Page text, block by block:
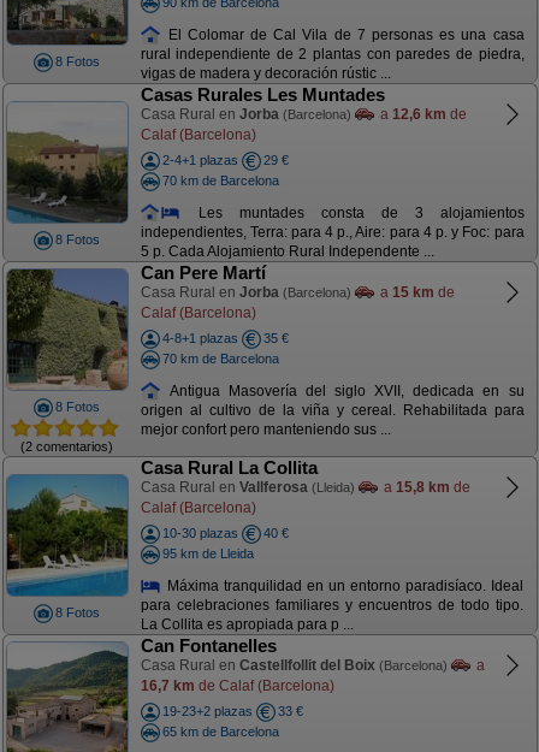
8 Fotos
El Colomar de Cal Vila de 7 personas es una casa
rural independiente de 2 plantas con paredes de piedra,
vigas de madera y decoración rústic ...
8 Fotos
Casas Rurales Les Muntades
Casa Rural en Jorba (Barcelona) a 12,6 km de
Calaf (Barcelona)
2-4+1 plazas
29 €
70 km de Barcelona
Les muntades consta de 3 alojamientos
independientes, Terra: para 4 p., Aire: para 4 p. y Foc: para
5 p. Cada Alojamiento Rural Independente ...
8 Fotos
(2 comentarios)
Can Pere Martí
Casa Rural en Jorba (Barcelona) a 15 km de
Calaf (Barcelona)
4-8+1 plazas
35 €
70 km de Barcelona
Antigua Masovería del siglo XVII, dedicada en su
origen al cultivo de la viña y cereal. Rehabilitada para
mejor confort pero manteniendo sus ...
8 Fotos
Casa Rural La Collita
Casa Rural en Vallferosa (Lleida) a 15,8 km de
Calaf (Barcelona)
10-30 plazas
40 €
95 km de Lleida
Máxima tranquilidad en un entorno paradisíaco. Ideal
para celebraciones familiares y encuentros de todo tipo.
La Collita es apropiada para p ...
Can Fontanelles
Casa Rural en Castellfollit del Boix (Barcelona)
a
16,7 km de Calaf (Barcelona)
19-23+2 plazas
33 €
65 km de Barcelona